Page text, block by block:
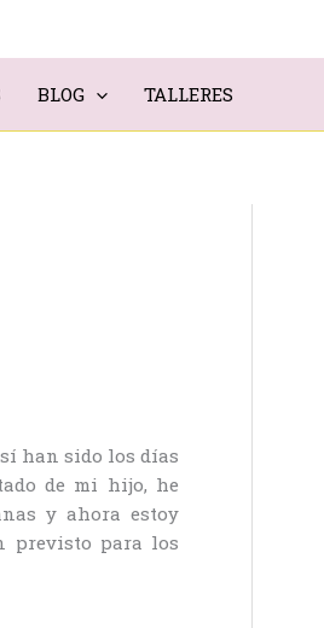
BLOG TALLERES
han sido los días
de mi hijo, he
y ahora estoy
previsto para los